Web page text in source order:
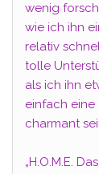
wenig
wie ich ihn
relativ
tolle
als ich ihn
einfach
charmant
„H.O.M.E.